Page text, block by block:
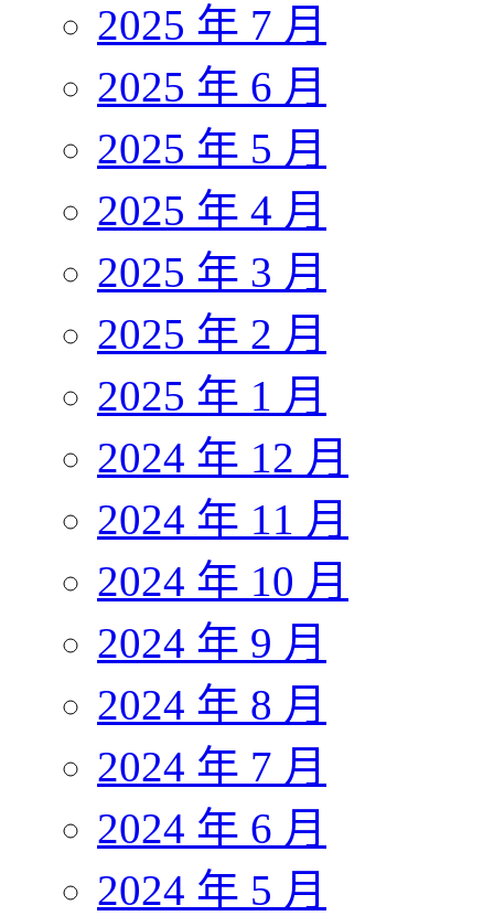
2025 年 7 月
2025 年 6 月
2025 年 5 月
2025 年 4 月
2025 年 3 月
2025 年 2 月
2025 年 1 月
2024 年 12 月
2024 年 11 月
2024 年 10 月
2024 年 9 月
2024 年 8 月
2024 年 7 月
2024 年 6 月
2024 年 5 月